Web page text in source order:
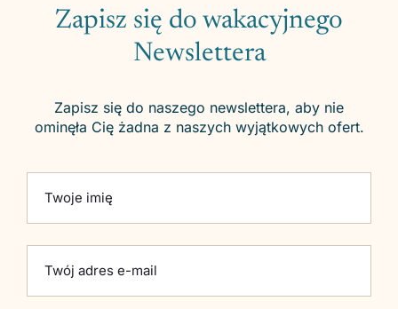
Zapisz się do wakacyjnego
Newslettera
Zapisz się do naszego newslettera, aby nie
ominęła Cię żadna z naszych wyjątkowych ofert.
Twoje imię
Twój adres e-mail